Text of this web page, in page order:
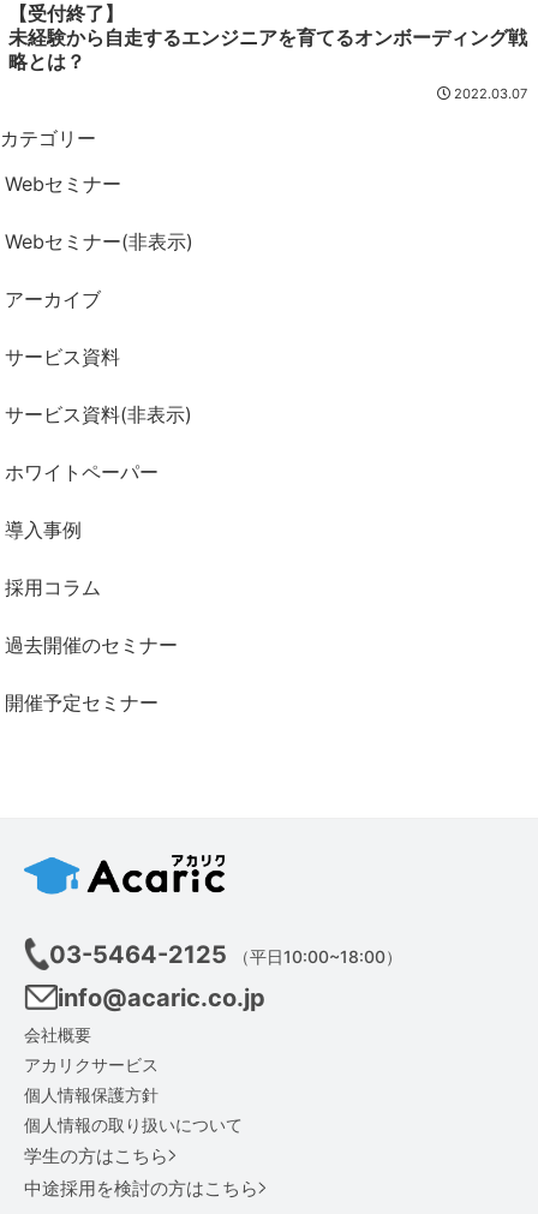
【受付終了】
未経験から自走するエンジニアを育てるオンボーディング戦
略とは？
2022.03.07
カテゴリー
Webセミナー
Webセミナー(非表示)
アーカイブ
サービス資料
サービス資料(非表示)
ホワイトペーパー
導入事例
採用コラム
過去開催のセミナー
開催予定セミナー
03-5464-2125 （平日10:00~18:00）
info@acaric.co.jp
会社概要
アカリクサービス
個人情報保護方針
個人情報の取り扱いについて
学生の方はこちら
中途採用を検討の方はこちら